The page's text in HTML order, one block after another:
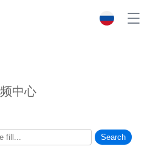
中心
Search